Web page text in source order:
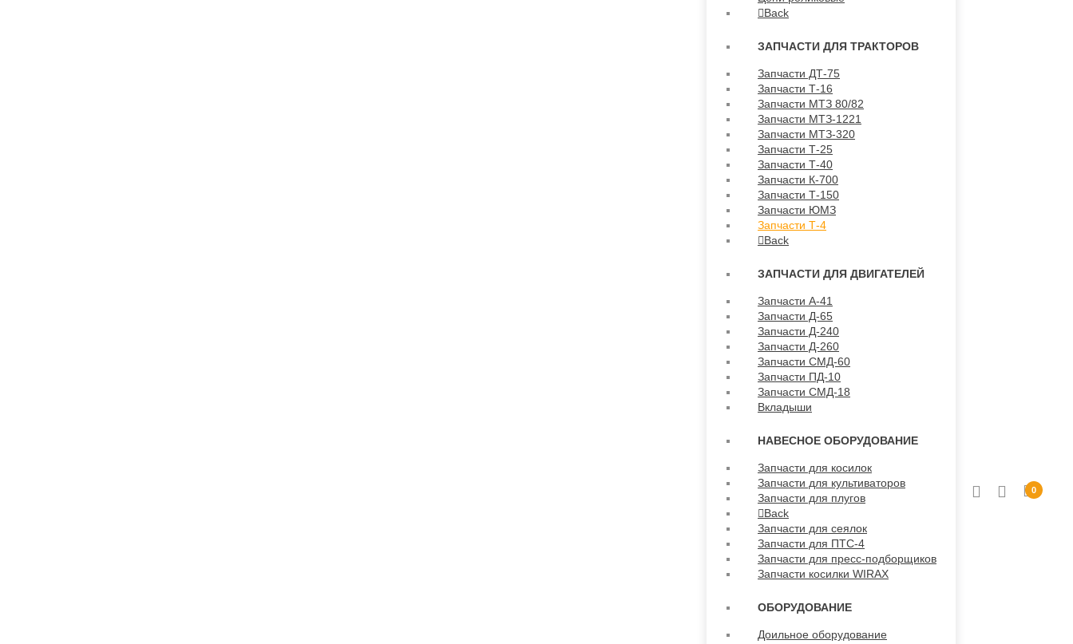
Back
ЗАПЧАСТИ ДЛЯ ТРАКТОРОВ
Запчасти ДТ-75
Запчасти Т-16
Запчасти МТЗ 80/82
Запчасти МТЗ-1221
Запчасти МТЗ-320
Запчасти Т-25
Запчасти Т-40
Запчасти К-700
Запчасти Т-150
Запчасти ЮМЗ
Запчасти Т-4
Back
ЗАПЧАСТИ ДЛЯ ДВИГАТЕЛЕЙ
Запчасти А-41
Запчасти Д-65
Запчасти Д-240
Запчасти Д-260
Запчасти СМД-60
Запчасти ПД-10
Запчасти СМД-18
Вкладыши
НАВЕСНОЕ ОБОРУДОВАНИЕ
Запчасти для косилок
Запчасти для культиваторов
Запчасти для плугов
Back
Запчасти для сеялок
Запчасти для ПТС-4
Запчасти для пресс-подборщиков
Запчасти косилки WIRAX
ОБОРУДОВАНИЕ
Доильное оборудование
0